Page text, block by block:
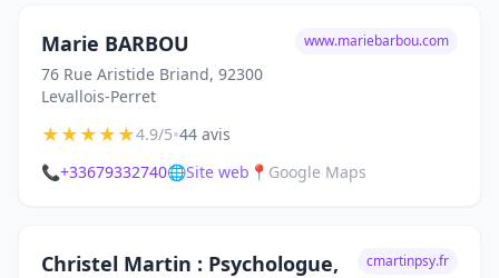
Marie BARBOU
76 Rue Aristide Briand, 92300
Levallois-Perret
www.mariebarbou.com
★★★★★4.9/5•44 avis
📞+33679332740🌐Site web 📍 Google Maps
Christel Martin : Psychologue,
cmartinpsy.fr